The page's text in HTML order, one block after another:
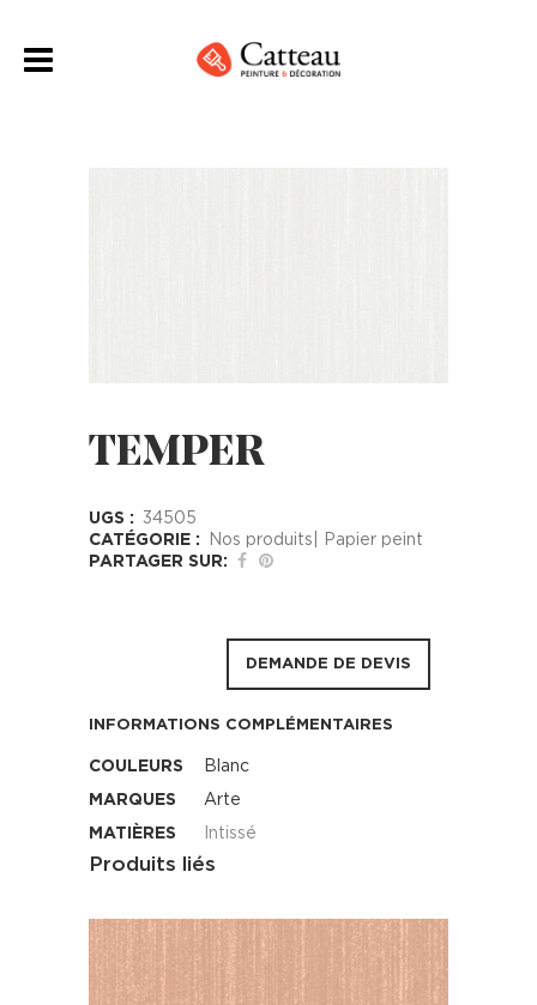
TEMPER
UGS : 34505
CATÉGORIE :
Nos produits| Papier peint
PARTAGER SUR:
DEMANDE DE DEVIS
INFORMATIONS COMPLÉMENTAIRES
COULEURS
Blanc
MARQUES
Arte
MATIÈRES
Intissé
Produits liés